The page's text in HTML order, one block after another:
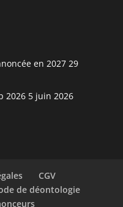
en 2027 29
2026 5 juin 2026
CGV
de déontologie